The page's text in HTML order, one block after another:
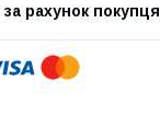
за рахунок покупця